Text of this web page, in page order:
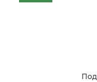
Под